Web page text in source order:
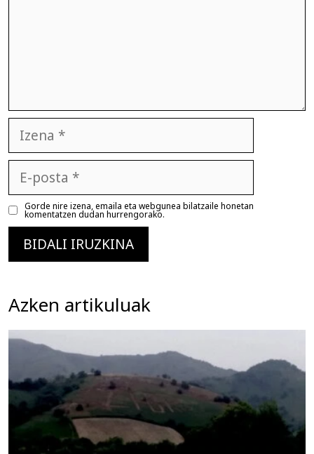
posta
Gorde nire izena, emaila eta webgunea bilatzaile honetan
komentatzen dudan hurrengorako.
Azken artikuluak